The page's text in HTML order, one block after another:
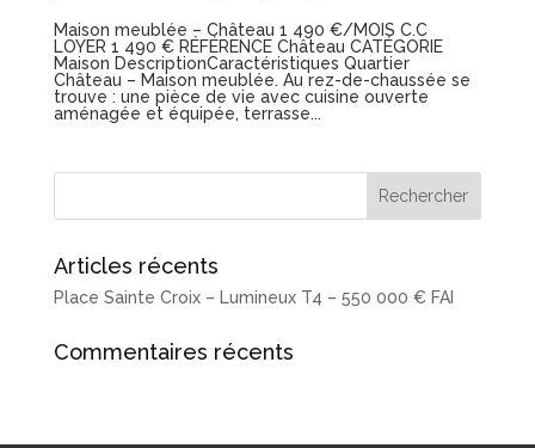
Maison meublée – Château 1 490 €/MOIS C.C
LOYER 1 490 € RÉFÉRENCE Château CATÉGORIE
Maison DescriptionCaractéristiques Quartier
Château – Maison meublée. Au rez-de-chaussée se
trouve : une pièce de vie avec cuisine ouverte
aménagée et équipée, terrasse...
Articles récents
Place Sainte Croix – Lumineux T4 – 550 000 € FAI
Commentaires récents